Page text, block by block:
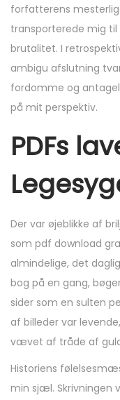
forfatterens
transporterede mig
brutalitet. I
ambigu afslutning
fordomme og
på mit perspektiv.
PDFs
Der var øjeblikke af
som pdf download
almindelige, det
bog på en gang,
sider som en sulten
af billeder var
vævet af tråde af
Historiens
min sjæl. Skrivningen